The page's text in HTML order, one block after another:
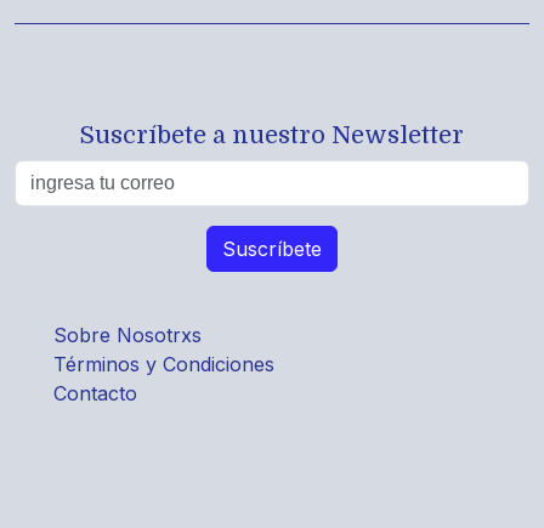
Suscríbete a nuestro Newsletter
Sobre Nosotrxs
Términos y Condiciones
Contacto